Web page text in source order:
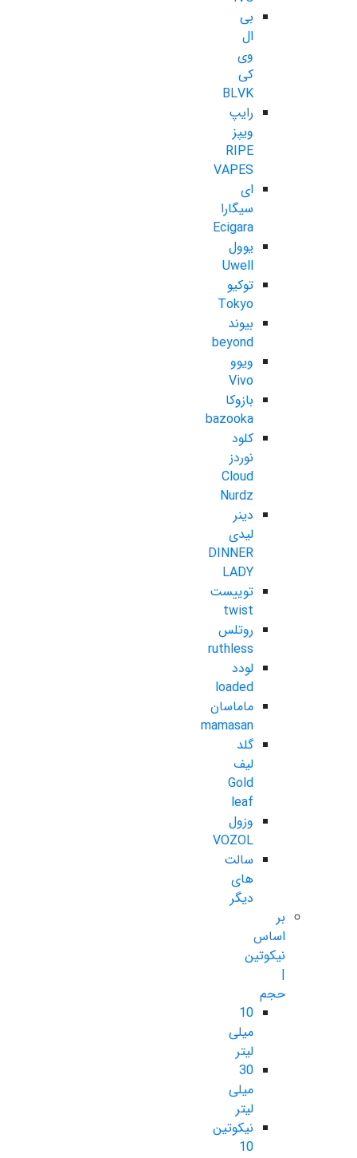
بی
ال
وی
کی
BLVK
رایپ
ویپز
RIPE
VAPES
ای
سیگارا
Ecigara
یوول
Uwell
توکیو
Tokyo
بیوند
beyond
ویوو
Vivo
بازوکا
bazooka
کلود
نوردز
Cloud
Nurdz
دینر
لیدی
DINNER
LADY
توییست
twist
روتلس
ruthless
لودد
loaded
ماماسان
mamasan
گلد
لیف
Gold
leaf
وزول
VOZOL
سالت
های
دیگر
بر
اساس
نیکوتین
|
حجم
10
میلی
لیتر
30
میلی
لیتر
نیکوتین
10